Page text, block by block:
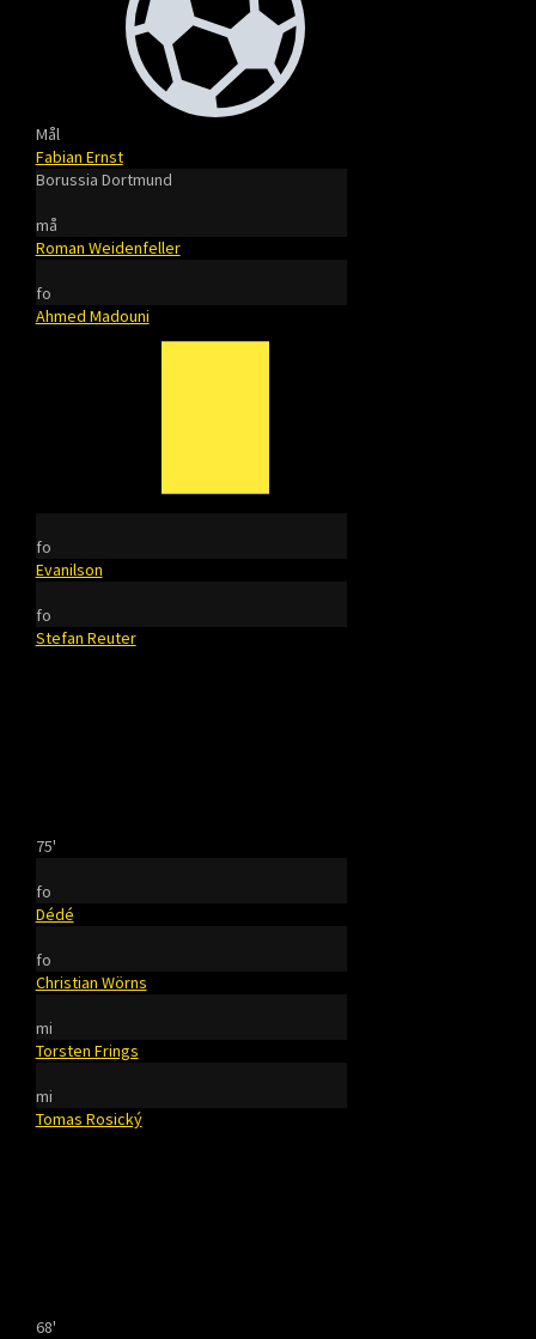
Mål
Fabian Ernst
Borussia Dortmund
må
Roman Weidenfeller
fo
Ahmed Madouni
fo
Evanilson
fo
Stefan Reuter
75'
fo
Dédé
fo
Christian Wörns
mi
Torsten Frings
mi
Tomas Rosický
68'